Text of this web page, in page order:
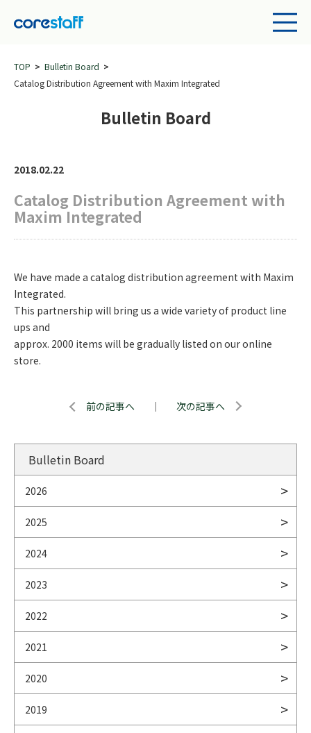
TOP
Bulletin Board
Catalog Distribution Agreement with Maxim Integrated
Bulletin Board
2018.02.22
Catalog Distribution Agreement with
Maxim Integrated
We have made a catalog distribution agreement with Maxim
Integrated.
This partnership will bring us a wide variety of product line
ups and
approx. 2000 items will be gradually listed on our online
store.
前の記事へ ｜ 次の記事へ
Bulletin Board
2026
2025
2024
2023
2022
2021
2020
2019